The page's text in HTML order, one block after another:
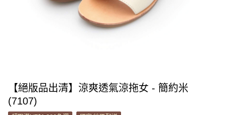
【絕版品出清】涼爽透氣涼拖女 - 簡約米
(7107)